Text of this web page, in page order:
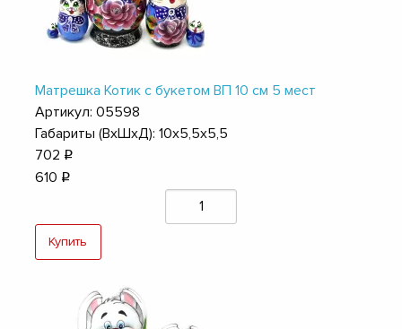
Матрешка Котик с букетом ВП 10 см 5 мест
Артикул: 05598
Габариты (ВхШхД): 10х5,5х5,5
702 q
610 q
Купить